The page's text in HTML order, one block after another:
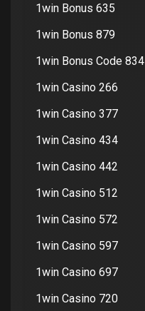
1win Bonus 635
1win Bonus 879
1win Bonus Code 834
1win Casino 266
1win Casino 377
1win Casino 434
1win Casino 442
1win Casino 512
1win Casino 572
1win Casino 597
1win Casino 697
1win Casino 720